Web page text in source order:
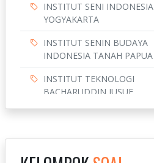
INSTITUT SENI INDONESIA
YOGYAKARTA
INSTITUT SENIN BUDAYA
INDONESIA TANAH PAPUA
INSTITUT TEKNOLOGI
BACHARUDDIN JUSUF
BANDUNG